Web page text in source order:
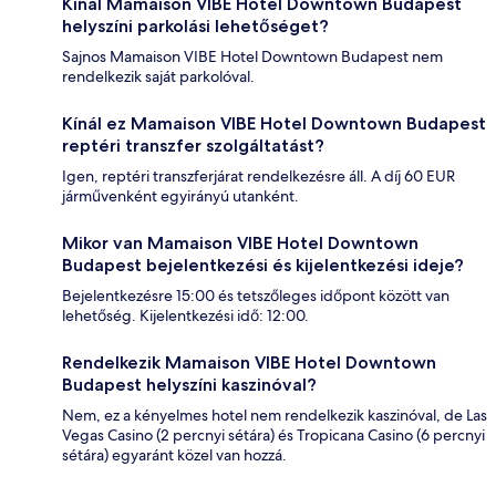
helyszíni parkolási lehetőséget?
Sajnos Mamaison VIBE Hotel Downtown Budapest nem
rendelkezik saját parkolóval.
Kínál ez Mamaison VIBE Hotel Downtown Budapest
reptéri transzfer szolgáltatást?
Igen, reptéri transzferjárat rendelkezésre áll. A díj 60 EUR
járművenként egyirányú utanként.
Mikor van Mamaison VIBE Hotel Downtown
Budapest bejelentkezési és kijelentkezési ideje?
Bejelentkezésre 15:00 és tetszőleges időpont között van
lehetőség. Kijelentkezési idő: 12:00.
Rendelkezik Mamaison VIBE Hotel Downtown
Budapest helyszíni kaszinóval?
Nem, ez a kényelmes hotel nem rendelkezik kaszinóval, de Las
Vegas Casino (2 percnyi sétára) és Tropicana Casino (6 percnyi
sétára) egyaránt közel van hozzá.